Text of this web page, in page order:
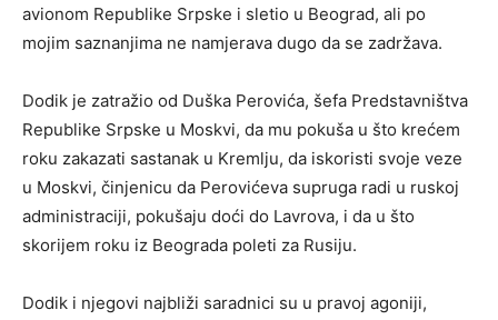
avionom Republike Srpske i sletio u Beograd, ali po
mojim saznanjima ne namjerava dugo da se zadržava.
Dodik je zatražio od Duška Perovića, šefa Predstavništva
Republike Srpske u Moskvi, da mu pokuša u što krećem
roku zakazati sastanak u Kremlju, da iskoristi svoje veze
u Moskvi, činjenicu da Perovićeva supruga radi u ruskoj
administraciji, pokušaju doći do Lavrova, i da u što
skorijem roku iz Beograda poleti za Rusiju.
Dodik i njegovi najbliži saradnici su u pravoj agoniji,